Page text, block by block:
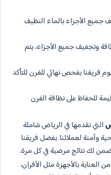
جميع الأجزاء بالماء النظيف
وتجفيف جميع الأجزاء، يتم
فريقنا بفحص نهائي للفرن للتأكد
للحفاظ على نظافة الفرن
التي نقدمها في الرياض شاملة
وآمنة لعملائنا. بفضل فريقنا
لك نتائج مرضية في كل مرة.
العناية بالأجهزة مثل الأفران،